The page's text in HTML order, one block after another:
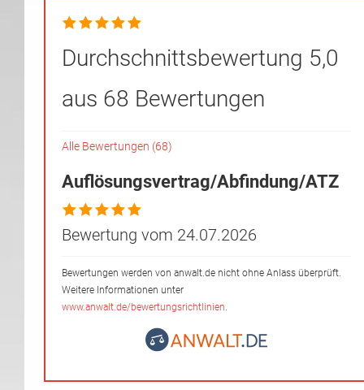
Durchschnittsbewertung 5,0
aus 68 Bewertungen
Alle Bewertungen (68)
Auflösungsvertrag/Abfindung/ATZ
Bewertung vom 24.07.2026
Bewertungen werden von anwalt.de nicht ohne Anlass überprüft.
Weitere Informationen unter
www.anwalt.de/bewertungsrichtlinien.